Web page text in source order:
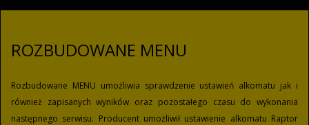
ROZBUDOWANE MENU
Rozbudowane MENU umożliwia sprawdzenie ustawień alkomatu jak i
również zapisanych wyników oraz pozostałego czasu do wykonania
następnego serwisu. Producent umożliwił ustawienie alkomatu Raptor